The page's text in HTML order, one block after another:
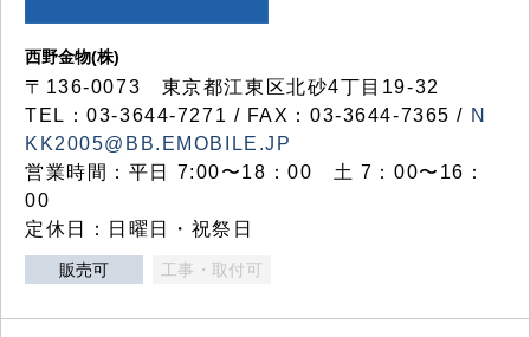
西野金物(株)
〒136-0073 東京都江東区北砂4丁目19-32
TEL：03‐3644‐7271 / FAX：03-3644-7365 / N
KK2005@BB.EMOBILE.JP
営業時間：平日 7:00〜18：00 土 7：00〜16：
00
定休日：日曜日・祝祭日
販売可 工事・取付可